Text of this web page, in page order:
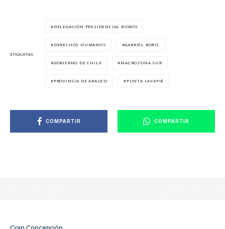
ETIQUETAS
DELEGACIÓN PRESIDENCIAL BIOBÍO
DERECHOS HUMANOS GABRIEL BORIC
GOBIERNO DE CHILE MACROZONA SUR
PROVINCIA DE ARAUCO PUNTA LAVAPIÉ
COMPARTIR COMPARTIR